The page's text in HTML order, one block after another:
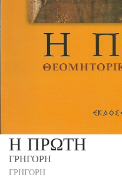
Η ΠΡΩΤΗ
ΓΡΗΓΟΡΗ
ΓΡΗΓΟΡΗ